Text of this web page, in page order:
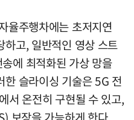
율주행차에는 초저지연
하고, 일반적인 영상 스트
에 최적화된 가상 망을
한 슬라이싱 기술은 5G 전
서 온전히 구현될 수 있고,